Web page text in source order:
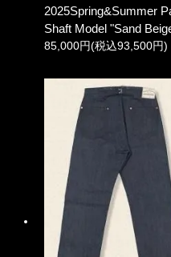
2025Spring&Summer
Shaft Model "Sand
85,000円(税込93,500円)